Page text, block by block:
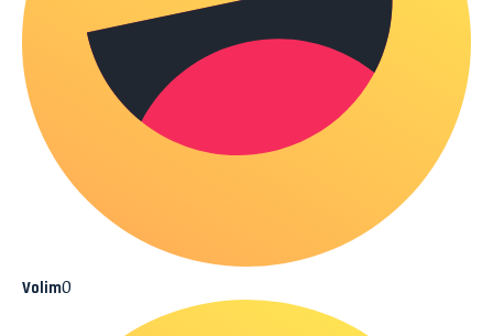
Volim0